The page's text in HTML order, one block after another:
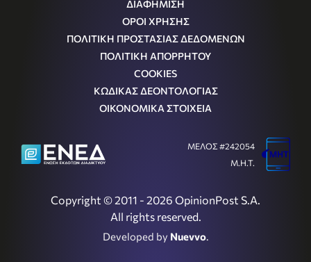
ΔΙΑΦΗΜΙΣΗ
ΟΡΟΙ ΧΡΗΣΗΣ
ΠΟΛΙΤΙΚΗ ΠΡΟΣΤΑΣΙΑΣ ΔΕΔΟΜΕΝΩΝ
ΠΟΛΙΤΙΚΗ ΑΠΟΡΡΗΤΟΥ
COOKIES
ΚΩΔΙΚΑΣ ΔΕΟΝΤΟΛΟΓΙΑΣ
ΟΙΚΟΝΟΜΙΚΑ ΣΤΟΙΧΕΙΑ
Copyright © 2011 - 2026 OpinionPost S.A.
All rights reserved.
Developed by Nuevvo.
ΜΕΛΟΣ #242054
Μ.Η.Τ.